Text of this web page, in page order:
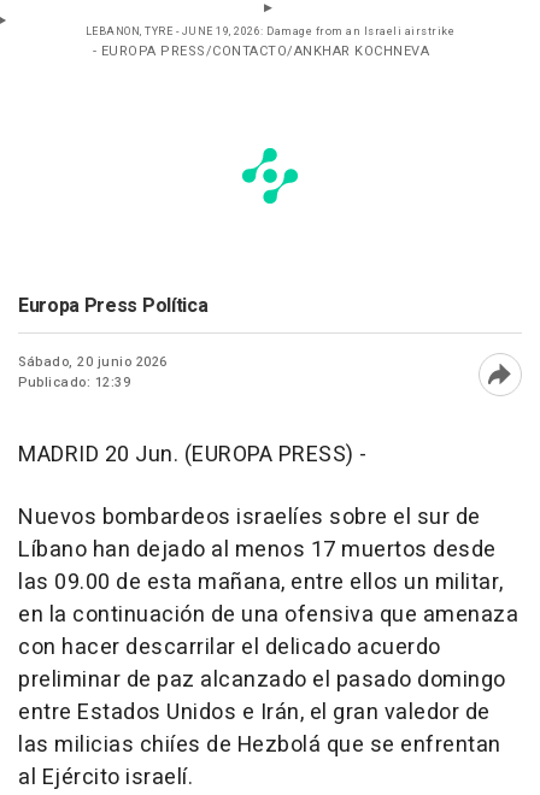
LEBANON, TYRE - JUNE 19, 2026: Damage from an Israeli airstrike
- EUROPA PRESS/CONTACTO/ANKHAR KOCHNEVA
Europa Press Política
Sábado, 20 junio 2026
Publicado: 12:39
MADRID 20 Jun. (EUROPA PRESS) -
Nuevos bombardeos israelíes sobre el sur de
Líbano han dejado al menos 17 muertos desde
las 09.00 de esta mañana, entre ellos un militar,
en la continuación de una ofensiva que amenaza
con hacer descarrilar el delicado acuerdo
preliminar de paz alcanzado el pasado domingo
entre Estados Unidos e Irán, el gran valedor de
las milicias chiíes de Hezbolá que se enfrentan
al Ejército israelí.